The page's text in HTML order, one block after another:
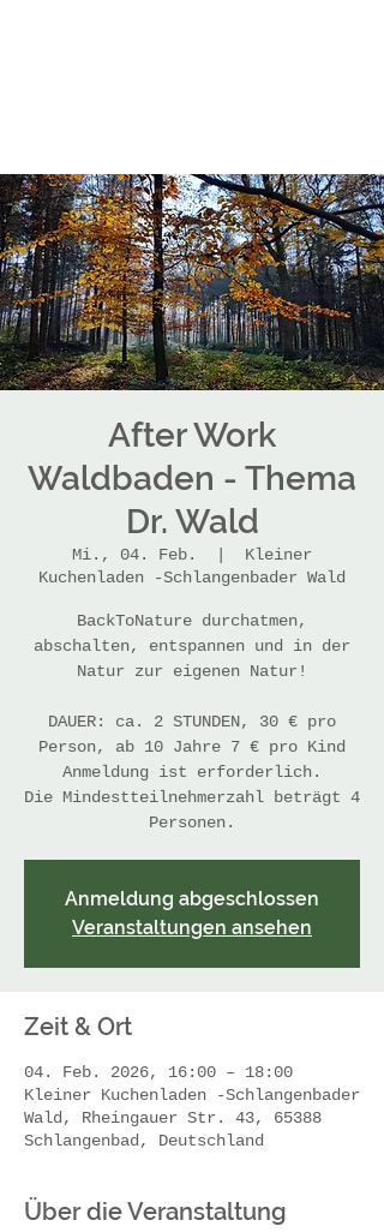
After Work
Waldbaden - Thema
Dr. Wald
Mi., 04. Feb.
Kleiner
Kuchenladen -Schlangenbader Wald
BackToNature durchatmen,
abschalten, entspannen und in der
Natur zur eigenen Natur!
DAUER: ca. 2 STUNDEN, 30 € pro
Person, ab 10 Jahre 7 € pro Kind
Anmeldung ist erforderlich.
Die Mindestteilnehmerzahl beträgt 4
Personen.
Anmeldung abgeschlossen
Veranstaltungen ansehen
Zeit & Ort
04. Feb. 2026, 16:00 – 18:00
Kleiner Kuchenladen -Schlangenbader
Wald, Rheingauer Str. 43, 65388
Schlangenbad, Deutschland
Über die Veranstaltung